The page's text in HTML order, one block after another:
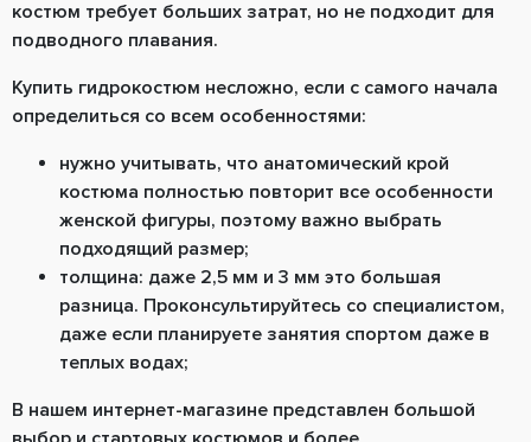
костюм требует больших затрат, но не подходит для
подводного плавания.
Купить гидрокостюм несложно, если с самого начала
определиться со всем особенностями:
нужно учитывать, что анатомический крой
костюма полностью повторит все особенности
женской фигуры, поэтому важно выбрать
подходящий размер;
толщина: даже 2,5 мм и 3 мм это большая
разница. Проконсультируйтесь со специалистом,
даже если планируете занятия спортом даже в
теплых водах;
В нашем интернет-магазине представлен большой